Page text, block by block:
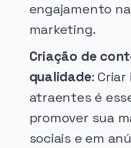
engajamento
marketing.
Criação de
qualidade:
atraentes é
promover sua
sociais e em